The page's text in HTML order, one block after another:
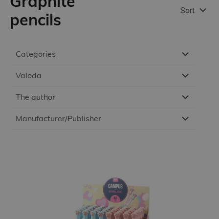
Categories
Valoda
The author
Manufacturer/Publisher
pencils
Sort